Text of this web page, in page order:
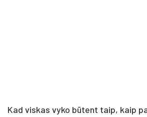
Kad viskas vyko būtent taip, kaip